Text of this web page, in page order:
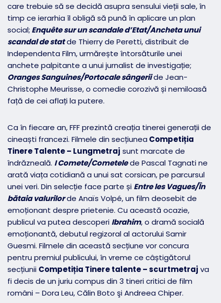
care trebuie să se decidă asupra sensului vieții sale, în
timp ce ierarhia îl obligă să pună în aplicare un plan
social; Enquête sur un scandale d’Etat/Ancheta unui
scandal de statde Thierry de Peretti, distribuit de
Independenta Film, urmărește întorsăturile unei
anchete palpitante a unui jurnalist de investigație;
Oranges Sanguines/Portocale sângeriide Jean-
Christophe Meurisse, o comedie corozivă și nemiloasă
față de cei aflați la putere.
Ca în fiecare an, FFF prezintă creația tinerei generații de
cineaști francezi. Filmele din secțiunea Competiția
Tinere Talente – Lungmetraj sunt marcate de
îndrăzneală. I Comete/Cometelede Pascal Tagnati ne
arată viața cotidiană a unui sat corsican, pe parcursul
unei veri. Din selecție face parte și Entre les Vagues/În
bătaia valurilorde Anaïs Volpé, un film deosebit de
emoționant despre prietenie. Cu această ocazie,
publicul va putea descoperi Ibrahim, o dramă socială
emoționantă, debutul regizoral al actorului Samir
Guesmi. Filmele din această secțiune vor concura
pentru premiul publicului, în vreme ce câștigătorul
secțiunii Competiția Tinere talente – scurtmetraj va
fi decis de un juriu compus din 3 tineri critici de film
români – Dora Leu, Călin Boto şi Andreea Chiper.